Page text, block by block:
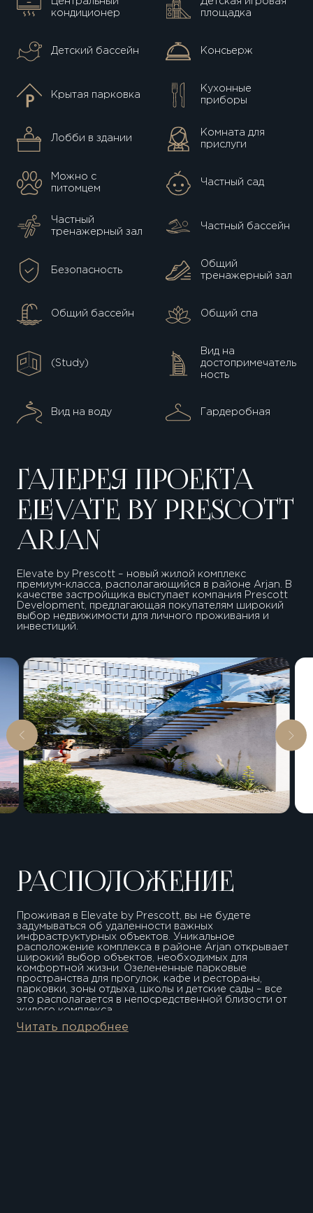
кондиционер
площадка
Детский бассейн Консьерж
Крытая парковка
Кухонные
приборы
Лобби в здании
Комната для
прислуги
Можно с
питомцем
Частный сад
Частный
тренажерный зал
Частный бассейн
Безопасность
Общий
тренажерный зал
Общий бассейн Общий спа
(Study)
Вид на
достопримечатель
ность
Вид на воду Гардеробная
ГАЛЕРЕЯ ПРОЕКТА
ELEVATE BY PRESCOTT
ARJAN
Elevate by Prescott – новый жилой комплекс
премиум-класса, располагающийся в районе Arjan. В
качестве застройщика выступает компания Prescott
Development, предлагающая покупателям широкий
выбор недвижимости для личного проживания и
инвестиций.
РАСПОЛОЖЕНИЕ
Проживая в Elevate by Prescott, вы не будете
задумываться об удаленности важных
инфраструктурных объектов. Уникальное
расположение комплекса в районе Arjan открывает
широкий выбор объектов, необходимых для
комфортной жизни. Озелененные парковые
пространства для прогулок, кафе и рестораны,
парковки, зоны отдыха, школы и детские сады – все
это располагается в непосредственной близости от
жилого комплекса.
За счет близкого расположения сообщества к
ключевым транспортным магистралям, жители Elevate
Читать подробнее